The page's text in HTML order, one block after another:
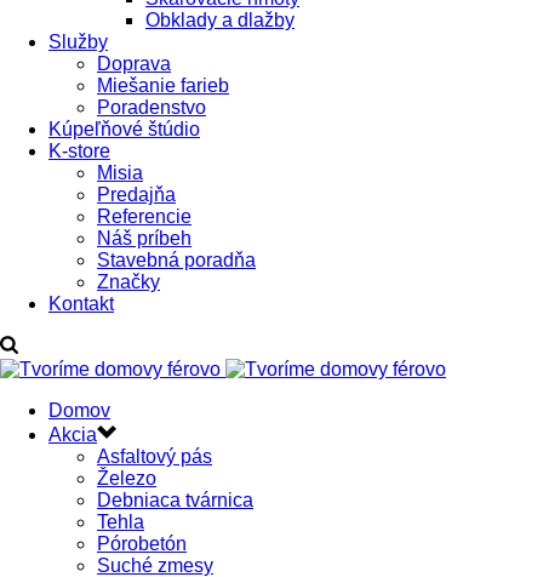
Obklady a dlažby
Služby
Doprava
Miešanie farieb
Poradenstvo
Kúpeľňové štúdio
K-store
Misia
Predajňa
Referencie
Náš príbeh
Stavebná poradňa
Značky
Kontakt
Domov
Akcia
Asfaltový pás
Železo
Debniaca tvárnica
Tehla
Pórobetón
Suché zmesy